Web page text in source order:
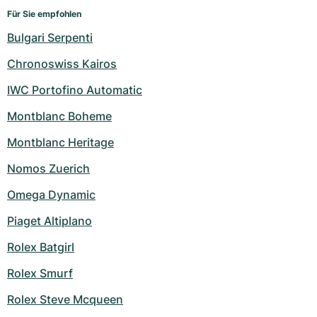
Für Sie empfohlen
Bulgari Serpenti
Chronoswiss Kairos
IWC Portofino Automatic
Montblanc Boheme
Montblanc Heritage
Nomos Zuerich
Omega Dynamic
Piaget Altiplano
Rolex Batgirl
Rolex Smurf
Rolex Steve Mcqueen